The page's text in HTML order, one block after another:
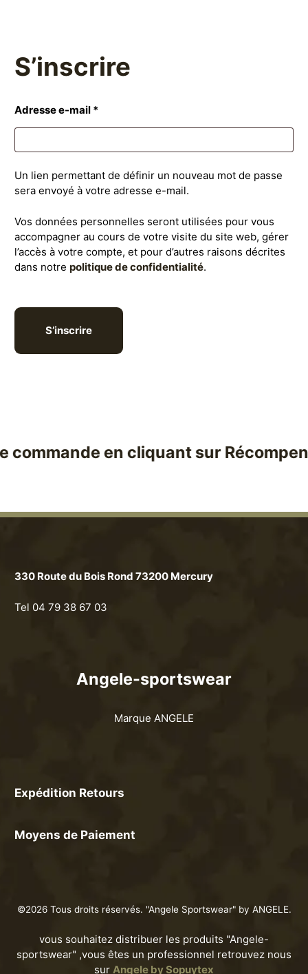
S’inscrire
Adresse e-mail *Obligatoire
Un lien permettant de définir un nouveau mot de passe
sera envoyé à votre adresse e-mail.
Vos données personnelles seront utilisées pour vous
accompagner au cours de votre visite du site web, gérer
l’accès à votre compte, et pour d’autres raisons décrites
dans notre politique de confidentialité.
S’inscrire
en cliquant sur
330 Route du Bois Rond 73200 Mercury
Tel 04 79 38 67 03
Angele-sportswear
Marque ANGELE
Expédition Retours
Moyens de Paiement
©2026 Tous droits réservés. "Angele Sportswear" by ANGELE.
vous souhaitez distribuer les produits "Angele-
sportswear" ,vous êtes un professionnel retrouvez nous
sur Angele by Sopuytex